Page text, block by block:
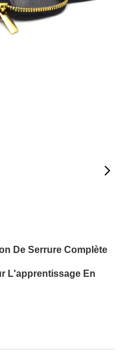
De Serrure Complète
L'apprentissage En